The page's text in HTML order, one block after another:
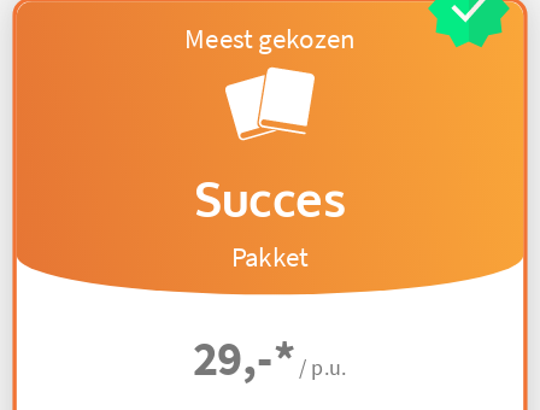
Succes
Pakket
29,-* / p.u.